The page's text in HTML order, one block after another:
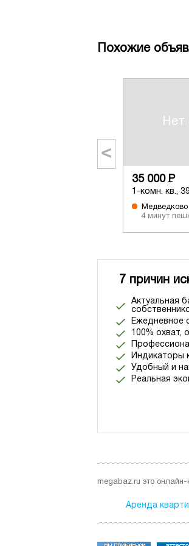
Похожие
Нет
35 000 Р
1-комн. кв.,
Медведково
4 минут
<
7 причин
Актуальная
Ежедневное
100% охват,
Индикаторы
Удобный и
Реальная
megabaz.ru это
Аренда